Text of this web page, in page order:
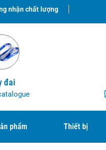
nhận chất lượng
đai
phẩm Thiết bị